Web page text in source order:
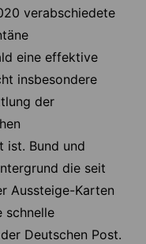
verabschiedete
eine effektive
insbesondere
der
ist. Bund und
die seit
Aussteige-Karten
schnelle
Deutschen Post.